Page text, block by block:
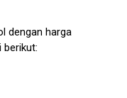
dengan harga
berikut: